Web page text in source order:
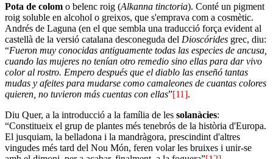
Pota de colom o belenc roig (Alkanna tinctoria). Conté un pigment
roig soluble en alcohol o greixos, que s'emprava com a cosmètic.
Andrés de Laguna (en el que sembla una traducció força evident al
castellà de la versió catalana desconeguda del Dioscórides grec, diu:
“Fueron muy conocidas antiguamente todas las especies de ancusa,
cuando las mujeres no tenían otro remedio sino ellas para dar vivo
color al rostro. Empero después que el diablo las enseñó tantas
mudas y afeites para mudarse como camaleones de cuantas colores
quieren, no tuvieron más cuentas con ellas”[11].
Diu Quer, a la introducció a la família de les solanàcies:
“Constitueix el grup de plantes més tenebrós de la història d'Europa.
El jusquiam, la belladona i la mandràgora, prescindint d'altres
vingudes més tard del Nou Món, feren volar les bruixes i unir-se